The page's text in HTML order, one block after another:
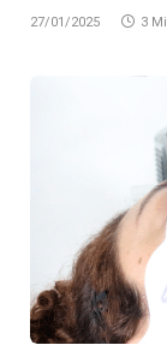
27/01/2025 3